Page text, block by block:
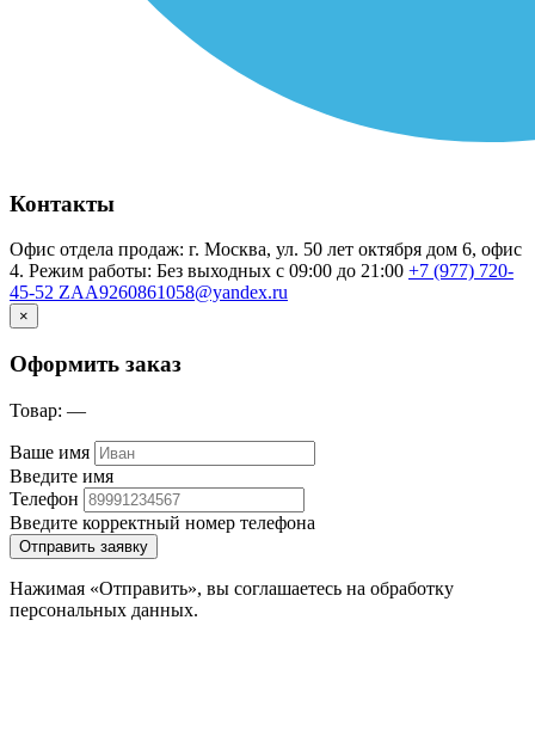
Контакты
Офис отдела продаж: г. Москва, ул. 50 лет октября дом 6, офис
4. Режим работы: Без выходных с 09:00 до 21:00 +7 (977) 720-
45-52 ZAA9260861058@yandex.ru
×
Оформить заказ
Товар: —
Ваше имя
Введите имя
Телефон
Введите корректный номер телефона
Отправить заявку
Нажимая «Отправить», вы соглашаетесь на обработку
персональных данных.